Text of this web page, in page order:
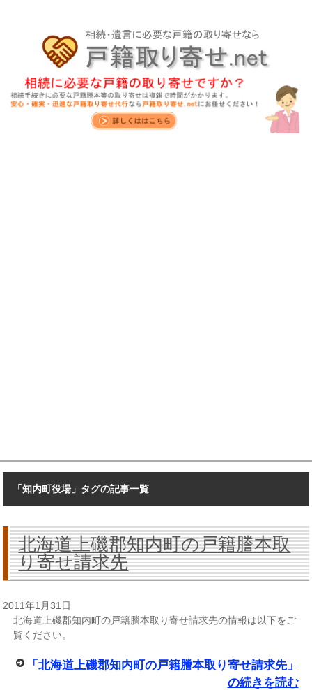
「知内町役場」タグの記事一覧
北海道上磯郡知内町の戸籍謄本取
り寄せ請求先
2011年1月31日
北海道上磯郡知内町の戸籍謄本取り寄せ請求先の情報は以下をご
覧ください。
「北海道上磯郡知内町の戸籍謄本取り寄せ請求先」
の続きを読む